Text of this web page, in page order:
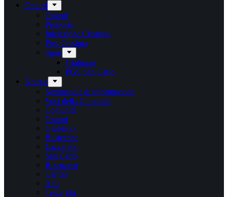
Oratori
Oratori
Proposta
Iniziazione Cristiana
Post Cresima
Sport
Giubiano
PGS San Carlo
Notizie
Settimanale di informazione
Voci della Comunità
Comunità
Oratori
Giubiano
Bustecche
Lazzaretto
San Carlo
Bizzozero
Caritas
Acli
Terza Età